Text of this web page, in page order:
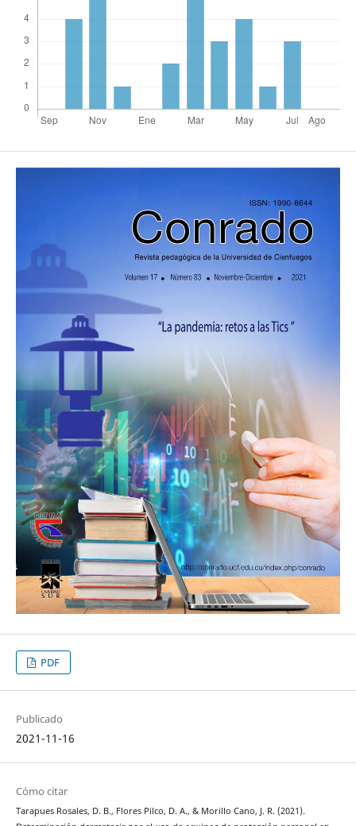
PDF
Publicado
2021-11-16
Cómo citar
Tarapues Rosales, D. B., Flores Pilco, D. A., & Morillo Cano, J. R. (2021).